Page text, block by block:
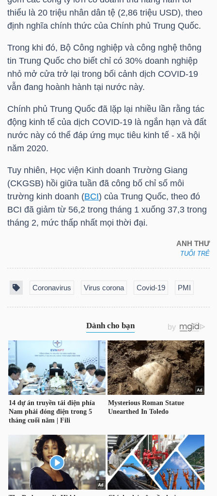
thiểu là 20 triệu nhân dân tệ (2,86 triệu USD), theo
định nghĩa chính thức của Chính phủ Trung Quốc.
Trong khi đó, Bộ Công nghiệp và công nghệ thông
tin Trung Quốc cho biết chỉ có 30% doanh nghiệp
nhỏ mở cửa trở lại trong bối cảnh dịch COVID-19
vẫn đang hoành hành tại nước này.
Chính phủ Trung Quốc đã lặp lại nhiều lần rằng tác
động kinh tế của dịch COVID-19 là ngắn hạn và đất
nước này có thể đáp ứng mục tiêu kinh tế - xã hội
năm 2020.
Tuy nhiên, Học viện Kinh doanh Trường Giang
(CKGSB) hồi giữa tuần đã công bố chỉ số môi
trường kinh doanh (BCI) của Trung Quốc, theo đó
BCI đã giảm từ 56,2 trong tháng 1 xuống 37,3 trong
tháng 2, mức thấp nhất mọi thời đại.
ANH THƯ
TUỔI TRẺ
Coronavirus Virus corona Covid-19 PMI
TRUY
DỮ
(-)
VS-
SECTOR
NĂNG
LƯỢNG
NGUYÊN
CÔNG
NGHIỆP
TIÊU
DÙNG
KHÔNG
THIẾT